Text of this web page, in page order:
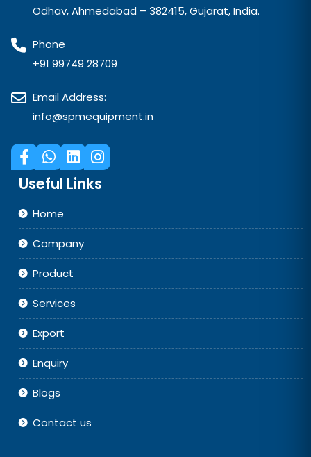
Odhav, Ahmedabad – 382415, Gujarat, India.
Phone
+91 99749 28709
Email Address:
info@spmequipment.in
Useful Links
Home
Company
Product
Services
Export
Enquiry
Blogs
Contact us